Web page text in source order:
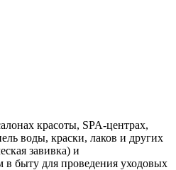
красоты, SPA-центрах,
воды, краски, лаков и других
завивка) и
быту для проведения уходовых